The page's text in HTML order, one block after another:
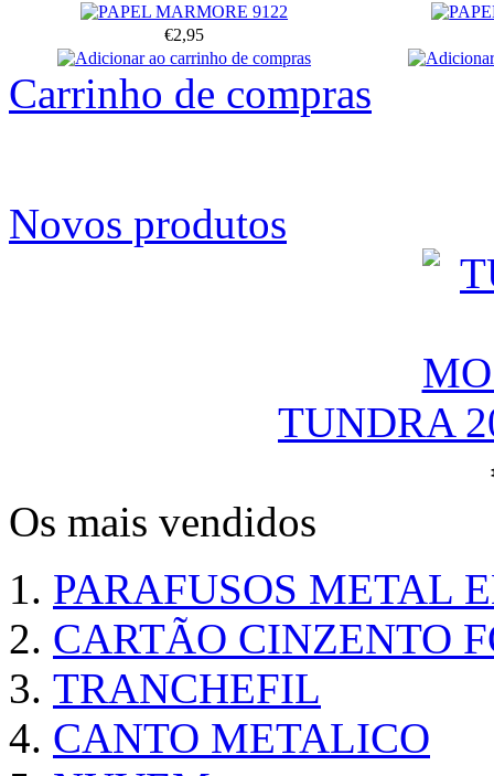
€2,95
Carrinho de compras
Novos produtos
TUNDRA
Os mais vendidos
PARAFUSOS METAL
CARTÃO CINZENTO
TRANCHEFIL
CANTO METALICO